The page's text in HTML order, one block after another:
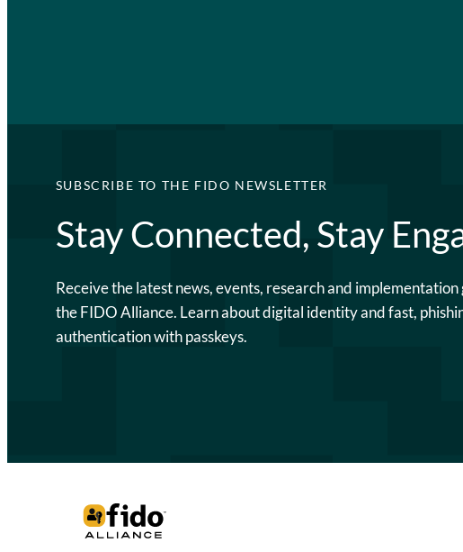
SUBSCRIBE TO THE FIDO NEWSLETTER
Stay Connected, Stay
Receive the latest news, events, research and
the FIDO Alliance. Learn about digital identity and fast,
authentication with passkeys.